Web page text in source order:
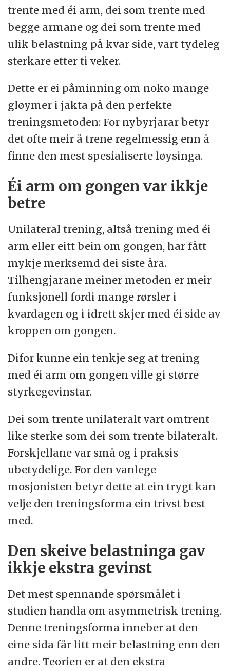
trente med éi arm, dei som trente med
begge armane og dei som trente med
ulik belastning på kvar side, vart tydeleg
sterkare etter ti veker.
Dette er ei påminning om noko mange
gløymer i jakta på den perfekte
treningsmetoden: For nybyrjarar betyr
det ofte meir å trene regelmessig enn å
finne den mest spesialiserte løysinga.
Éi arm om gongen var ikkje
betre
Unilateral trening, altså trening med éi
arm eller eitt bein om gongen, har fått
mykje merksemd dei siste åra.
Tilhengjarane meiner metoden er meir
funksjonell fordi mange rørsler i
kvardagen og i idrett skjer med éi side av
kroppen om gongen.
Difor kunne ein tenkje seg at trening
med éi arm om gongen ville gi større
styrkegevinstar.
Dei som trente unilateralt vart omtrent
like sterke som dei som trente bilateralt.
Forskjellane var små og i praksis
ubetydelige. For den vanlege
mosjonisten betyr dette at ein trygt kan
velje den treningsforma ein trivst best
med.
Den skeive belastninga gav
ikkje ekstra gevinst
Det mest spennande spørsmålet i
studien handla om asymmetrisk trening.
Denne treningsforma inneber at den
eine sida får litt meir belastning enn den
andre. Teorien er at den ekstra